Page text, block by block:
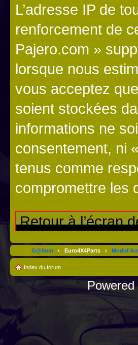
L’adresse IP de
renforcement de
Pajero.com »
lorsque nous
vous acceptez
soient stockées
informations ne
consentement, ni
tenus comme
compromettre les
Retour à l’écran
G@lium ‹ Euro4X4Parts ‹
Index du forum